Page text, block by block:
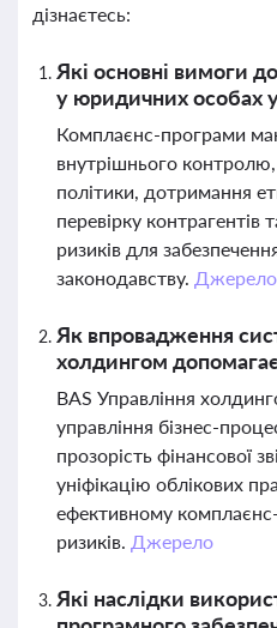
дізнаєтесь:
Які основні вимоги
у юридичних особах
Комплаєнс-програми
внутрішнього контролю,
політики, дотримання
перевірку контрагентів
ризиків для
законодавству. Джерело
Як впровадження
холдингом
BAS Управління
управління бізнес-
прозорість фінансової
уніфікацію облікових
ефективному комплаєнс-
ризиків. Джерело
Які наслідки